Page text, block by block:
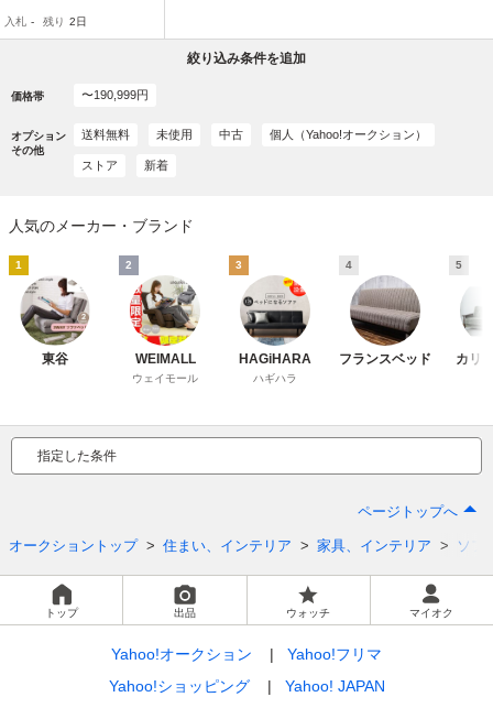
モダン
入札 - 残り 2日
絞り込み条件を追加
価格帯 〜190,999円
オプション
その他
送料無料 未使用 中古 個人（Yahoo!オークション）
ストア 新着
人気のメーカー・ブランド
1
東谷
2
WEIMALL
ウェイモール
3
HAGiHARA
ハギハラ
4
フランスベッド
5
カリ
指定した条件
ページトップへ
オークショントップ 住まい、インテリア 家具、インテリア ソフ
トップ 出品 ウォッチ マイオク
Yahoo!オークション
Yahoo!フリマ
Yahoo!ショッピング
Yahoo! JAPAN